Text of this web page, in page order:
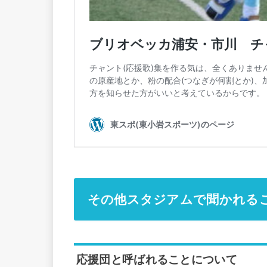
その他スタジアムで聞かれる
応援団と呼ばれることについて